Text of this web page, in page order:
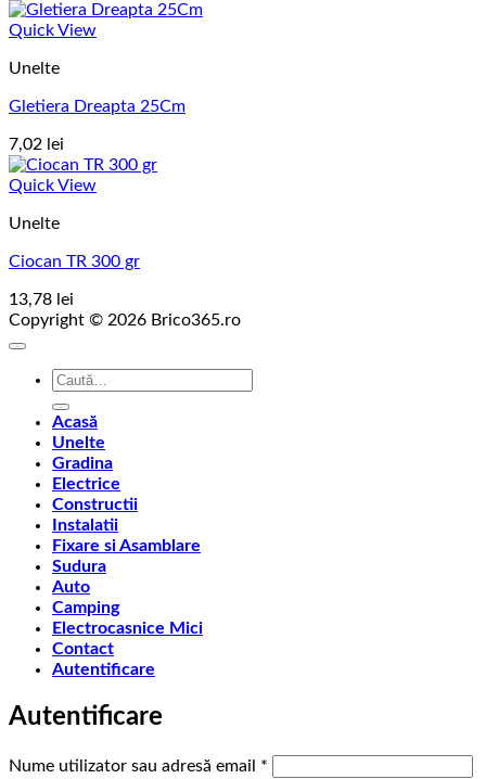
Quick View
Unelte
Gletiera Dreapta 25Cm
7,02 lei
Quick View
Unelte
Ciocan TR 300 gr
13,78 lei
Copyright © 2026 Brico365.ro
Caută
Acasă
Unelte
Gradina
Electrice
Constructii
Instalatii
Fixare si Asamblare
Sudura
Auto
Camping
Electrocasnice Mici
Contact
Autentificare
Autentificare
Nume utilizator sau adresă email *